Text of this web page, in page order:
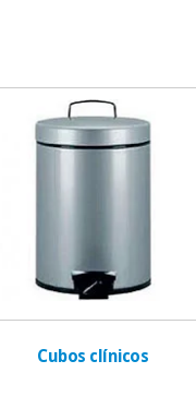
Cubos clínicos